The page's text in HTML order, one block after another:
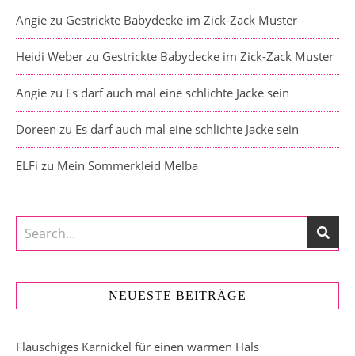
Angie zu Gestrickte Babydecke im Zick-Zack Muster
Heidi Weber zu Gestrickte Babydecke im Zick-Zack Muster
Angie zu Es darf auch mal eine schlichte Jacke sein
Doreen zu Es darf auch mal eine schlichte Jacke sein
ELFi zu Mein Sommerkleid Melba
NEUESTE BEITRÄGE
Flauschiges Karnickel für einen warmen Hals